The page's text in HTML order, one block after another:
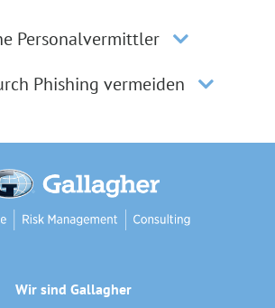
Personalvermittler
Phishing vermeiden
Wir sind Gallagher